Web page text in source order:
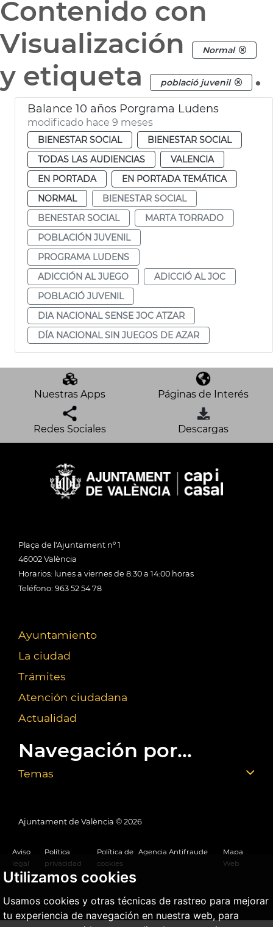
Utilizamos cookies
Usamos cookies y otras técnicas de rastreo para mejorar
tu experiencia de navegación en nuestra web, para
Contenido con
Visualización
Normal
y etiqueta població juvenil .
Balance 10 años Porgrama Ludens
modificado hace 9 meses
BIENESTAR SOCIAL
BIENESTAR SOCIAL
TODAS LAS AUDIENCIAS
VALENCIA
EN PORTADA
EN PORTADA TEMÁTICA
NORMAL
BIENESTAR SOCIAL
BENESTAR SOCIAL
MARTA TORRADO
POBLACIÓN JUVENIL
PROGRAMA LUDENS
ADICCIÓN AL JUEGO
ADICCIÓ AL JOC
POBLACIÓ JUVENIL
DIA NACIONAL SENSE JOC ATZAR
DÍA NACIONAL SIN JUEGOS DE AZAR
Nuestras Apps Páginas de Interés
Redes Sociales Descargas
Plaça de l'Ajuntament nº 1
46002 València
Horarios: lunes a viernes de 8:30 a 14:00 horas
Teléfono: 963 52 54 78
Ayuntamiento
La ciudad
Trámites
Atención ciudadana
Actualidad
Navegación por...
Temas
Ajuntament de València © 2026
Aviso
legal
Política
privacidad
Política de
cookies
Agencia Antifraude
Mapa
Web